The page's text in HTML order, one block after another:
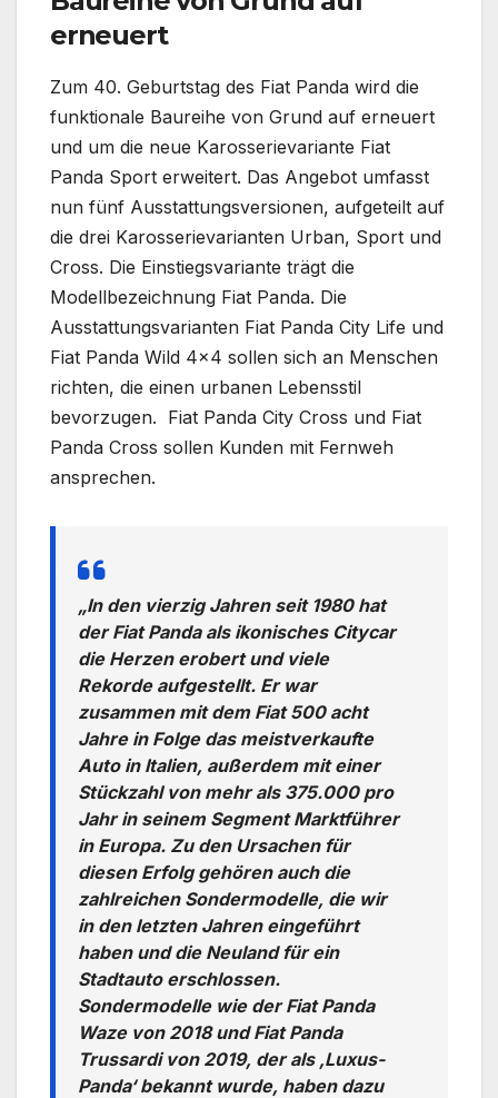
erneuert
Zum 40. Geburtstag des Fiat Panda wird die
funktionale Baureihe von Grund auf erneuert
und um die neue Karosserievariante Fiat
Panda Sport erweitert. Das Angebot umfasst
nun fünf Ausstattungsversionen, aufgeteilt auf
die drei Karosserievarianten Urban, Sport und
Cross. Die Einstiegsvariante trägt die
Modellbezeichnung Fiat Panda. Die
Ausstattungsvarianten Fiat Panda City Life und
Fiat Panda Wild 4×4 sollen sich an Menschen
richten, die einen urbanen Lebensstil
bevorzugen. Fiat Panda City Cross und Fiat
Panda Cross sollen Kunden mit Fernweh
ansprechen.
„In den vierzig Jahren seit 1980 hat
der Fiat Panda als ikonisches Citycar
die Herzen erobert und viele
Rekorde aufgestellt. Er war
zusammen mit dem Fiat 500 acht
Jahre in Folge das meistverkaufte
Auto in Italien, außerdem mit einer
Stückzahl von mehr als 375.000 pro
Jahr in seinem Segment Marktführer
in Europa. Zu den Ursachen für
diesen Erfolg gehören auch die
zahlreichen Sondermodelle, die wir
in den letzten Jahren eingeführt
haben und die Neuland für ein
Stadtauto erschlossen.
Sondermodelle wie der Fiat Panda
Waze von 2018 und Fiat Panda
Trussardi von 2019, der als ‚Luxus-
Panda‘ bekannt wurde, haben dazu